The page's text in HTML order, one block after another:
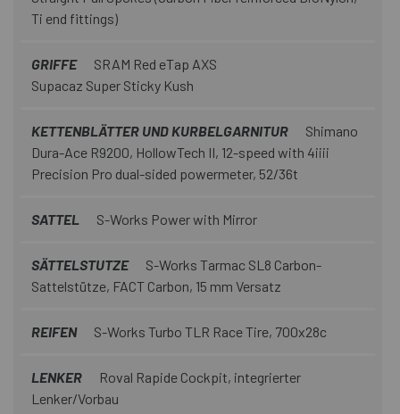
Ti end fittings)
GRIFFE
SRAM Red eTap AXS
Supacaz Super Sticky Kush
KETTENBLÄTTER UND KURBELGARNITUR
Shimano
Dura-Ace R9200, HollowTech II, 12-speed with 4iiii
Precision Pro dual-sided powermeter, 52/36t
SATTEL S-Works Power with Mirror
SÄTTELSTUTZE
S-Works Tarmac SL8 Carbon-
Sattelstütze, FACT Carbon, 15 mm Versatz
REIFEN S-Works Turbo TLR Race Tire, 700x28c
LENKER
Roval Rapide Cockpit, integrierter
Lenker/Vorbau